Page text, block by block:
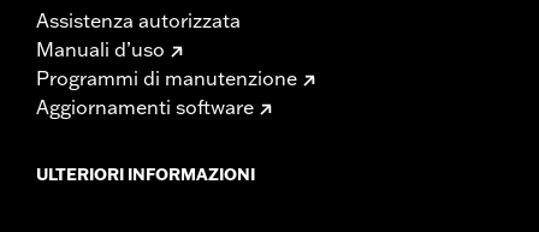
Assistenza autorizzata
Manuali d’uso
Programmi di manutenzione
Aggiornamenti software
ULTERIORI INFORMAZIONI